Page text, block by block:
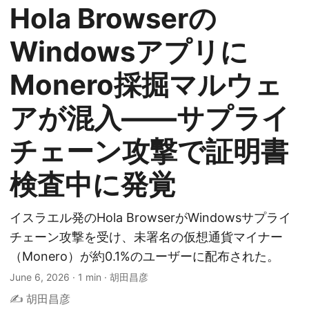
Hola Browserの
Windowsアプリに
Monero採掘マルウェ
アが混入——サプライ
チェーン攻撃で証明書
検査中に発覚
イスラエル発のHola BrowserがWindowsサプライ
チェーン攻撃を受け、未署名の仮想通貨マイナー
（Monero）が約0.1%のユーザーに配布された。
June 6, 2026 · 1 min · 胡田昌彦
✍️ 胡田昌彦